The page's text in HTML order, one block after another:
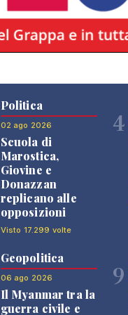
Politica
02 ago 2026
Scuola di
Marostica,
Giovine e
Donazzan
replicano alle
opposizioni
Visto 17.299 volte
4
Geopolitica
06 ago 2026
Il Myanmar tra la
guerra civile e
9